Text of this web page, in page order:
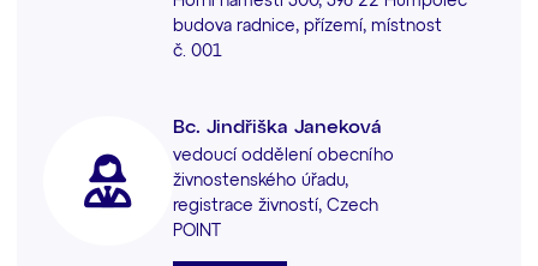
budova radnice, přízemí, místnost
č. 001
Bc. Jindřiška Janeková
vedoucí oddělení obecního
živnostenského úřadu,
registrace živností, Czech
POINT